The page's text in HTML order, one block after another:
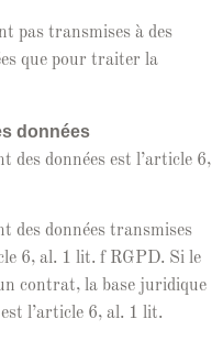
pas trans­mis­es à des
que pour traiter la
don­nées
des don­nées est l’ar­ti­cle 6,
des don­nées trans­mis­es
6, al. 1 lit. f RGPD. Si le
con­trat, la base juridique
l’ar­ti­cle 6, al. 1 lit.